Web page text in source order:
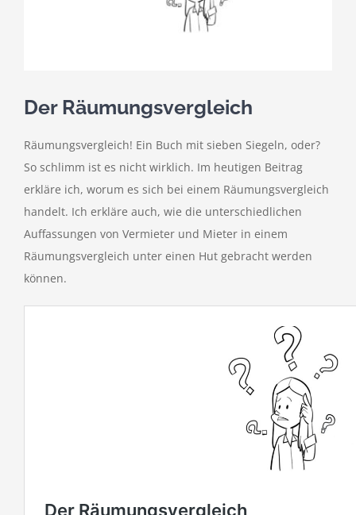
Blog
Datenschutzerklärung
Der Räumungsvergleich
Räumungsvergleich! Ein Buch mit sieben Siegeln, oder?
So schlimm ist es nicht wirklich. Im heutigen Beitrag
erkläre ich, worum es sich bei einem Räumungsvergleich
handelt. Ich erkläre auch, wie die unterschiedlichen
Auffassungen von Vermieter und Mieter in einem
Räumungsvergleich unter einen Hut gebracht werden
können.